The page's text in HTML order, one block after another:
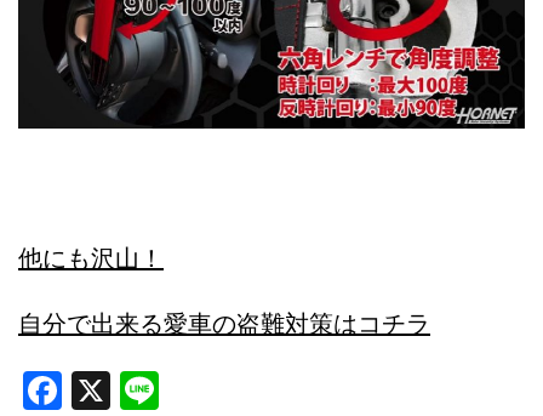
他にも沢山！
自分で出来る愛車の盗難対策はコチラ
Facebook
X